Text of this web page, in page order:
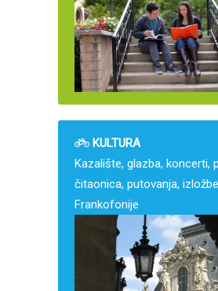
KULTURA
Kazalište, glazba, koncerti,
čitaonica, putovanja,
Frankofonije